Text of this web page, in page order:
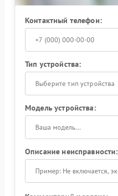
Контактный телефон:
Тип устройства:
Выберите тип устройства
Модель устройства:
Описание неисправности: